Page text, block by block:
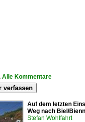
Alle Kommentare
verfassen
Auf dem letzten
Weg nach Biel/
Stefan Wohlfahrt